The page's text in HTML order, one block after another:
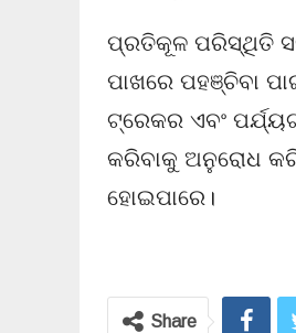
ପ୍ରତିକୂଳ ପରିସ୍ଥିତି
ପାଖରେ ପହଞ୍ଚିବା
ଟ୍ରେକର ଏବଂ
କରିବାକୁ ଅନୁରୋଧ
ହୋଇପାରେ।
Share